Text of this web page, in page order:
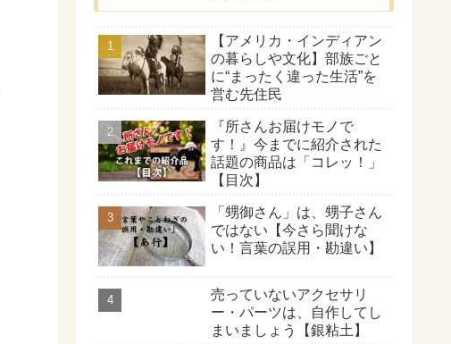
【アメリカ・インディアン
の暮らしや文化】部族ごと
に“まったく違った生活”を
営む先住民
『所さんお届けモノで
す！』今までに紹介された
話題の商品は「コレッ！」
【目次】
「甥御さん」は、甥子さん
ではない【今さら聞けな
い！言葉の誤用・勘違い】
売っていないアクセサリ
ー・パーツは、自作してし
まいましょう【銀粘土】